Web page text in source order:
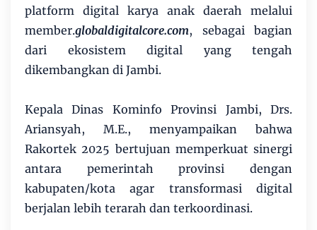
platform digital karya anak daerah melalui
member.globaldigitalcore.com, sebagai bagian
dari ekosistem digital yang tengah
dikembangkan di Jambi.
Kepala Dinas Kominfo Provinsi Jambi, Drs.
Ariansyah, M.E., menyampaikan bahwa
Rakortek 2025 bertujuan memperkuat sinergi
antara pemerintah provinsi dengan
kabupaten/kota agar transformasi digital
berjalan lebih terarah dan terkoordinasi.